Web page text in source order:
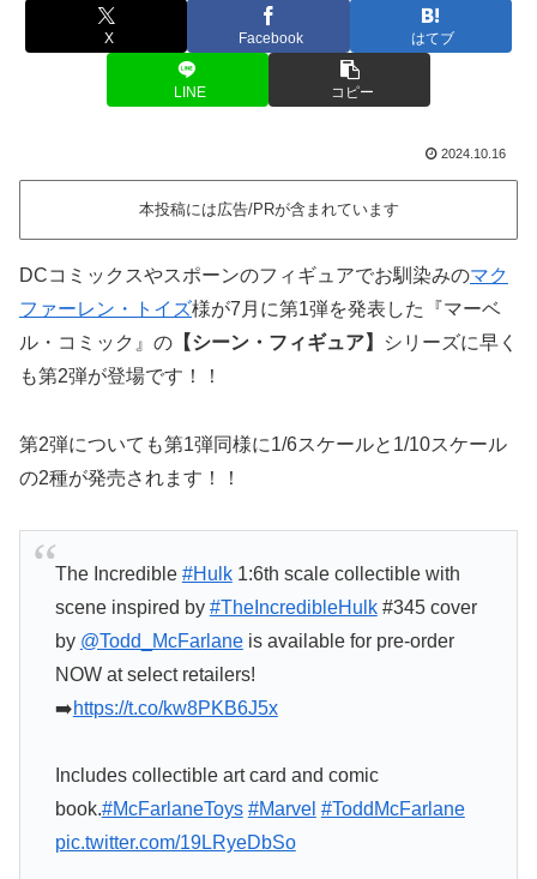
X Facebook はてブ
LINE コピー
2024.10.16
本投稿には広告/PRが含まれています
DCコミックスやスポーンのフィギュアでお馴染みのマク
ファーレン・トイズ様が7月に第1弾を発表した『マーベ
ル・コミック』の 【シーン・フィギュア】
シリーズに早く
も第2弾が登場です！！
第2弾についても第1弾同様に1/6スケールと1/10スケール
の2種が発売されます！！
The Incredible #Hulk1:6th scale collectible with
scene inspired by #TheIncredibleHulk#345 cover
by @Todd_McFarlaneis available for pre-order
NOW at select retailers!
➡️https://t.co/kw8PKB6J5x
Includes collectible art card and comic
book.#McFarlaneToys #Marvel #ToddMcFarlane
pic.twitter.com/19LRyeDbSo